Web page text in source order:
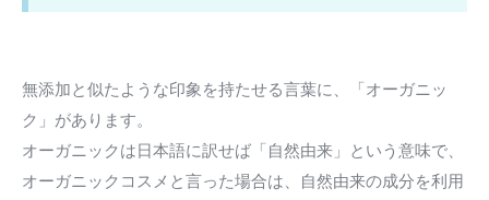
無添加と似たような印象を持たせる言葉に、「オーガニッ
ク」があります。
オーガニックは日本語に訳せば「自然由来」という意味で、
オーガニックコスメと言った場合は、自然由来の成分を利用